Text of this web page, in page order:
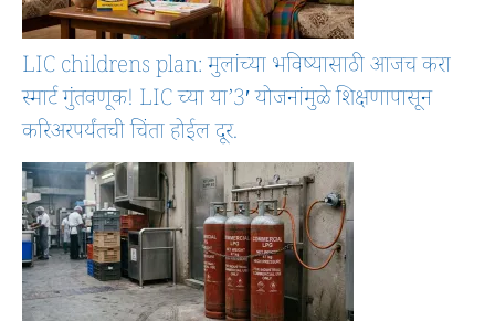
LIC childrens plan: मुलांच्या भविष्यासाठी आजच करा
स्मार्ट गुंतवणूक! LIC च्या या’3′ योजनांमुळे शिक्षणापासून
करिअरपर्यंतची चिंता होईल दूर.